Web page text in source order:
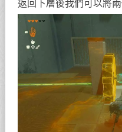
返回下層後我們可以將